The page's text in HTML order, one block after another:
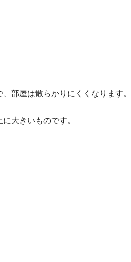
部屋は散らかりにくくなります。
大きいものです。